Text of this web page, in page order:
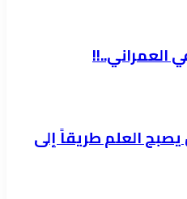
العمراني..!!
العلم طريقاً إلى